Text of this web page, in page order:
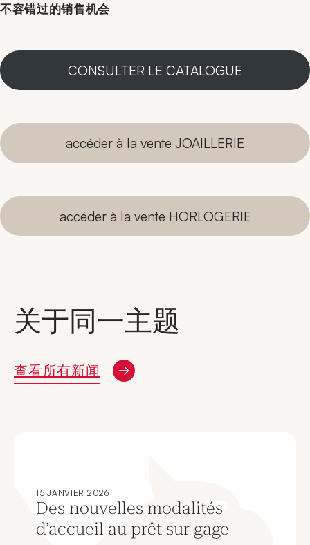
不容错过的销售机会
CONSULTER LE CATALOGUE
accéder à la vente JOAILLERIE
accéder à la vente HORLOGERIE
关于同一主题
查看所有新闻
15 JANVIER 2026
Des nouvelles modalités
d’accueil au prêt sur gage